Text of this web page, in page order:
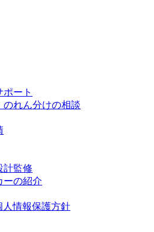
ート
のれん分けの相談
計監修
ーの紹介
人情報保護方針